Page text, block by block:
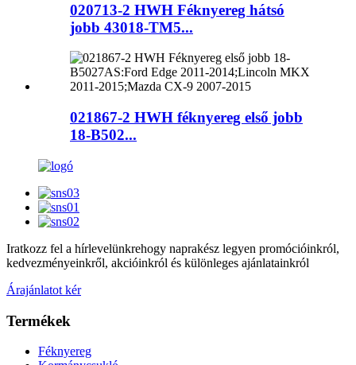
020713-2 HWH Féknyereg hátsó
jobb 43018-TM5...
021867-2 HWH féknyereg első jobb
18-B502...
Iratkozz fel a hírlevelünkrehogy naprakész legyen promócióinkról,
kedvezményeinkről, akcióinkról és különleges ajánlatainkról
Árajánlatot kér
Termékek
Féknyereg